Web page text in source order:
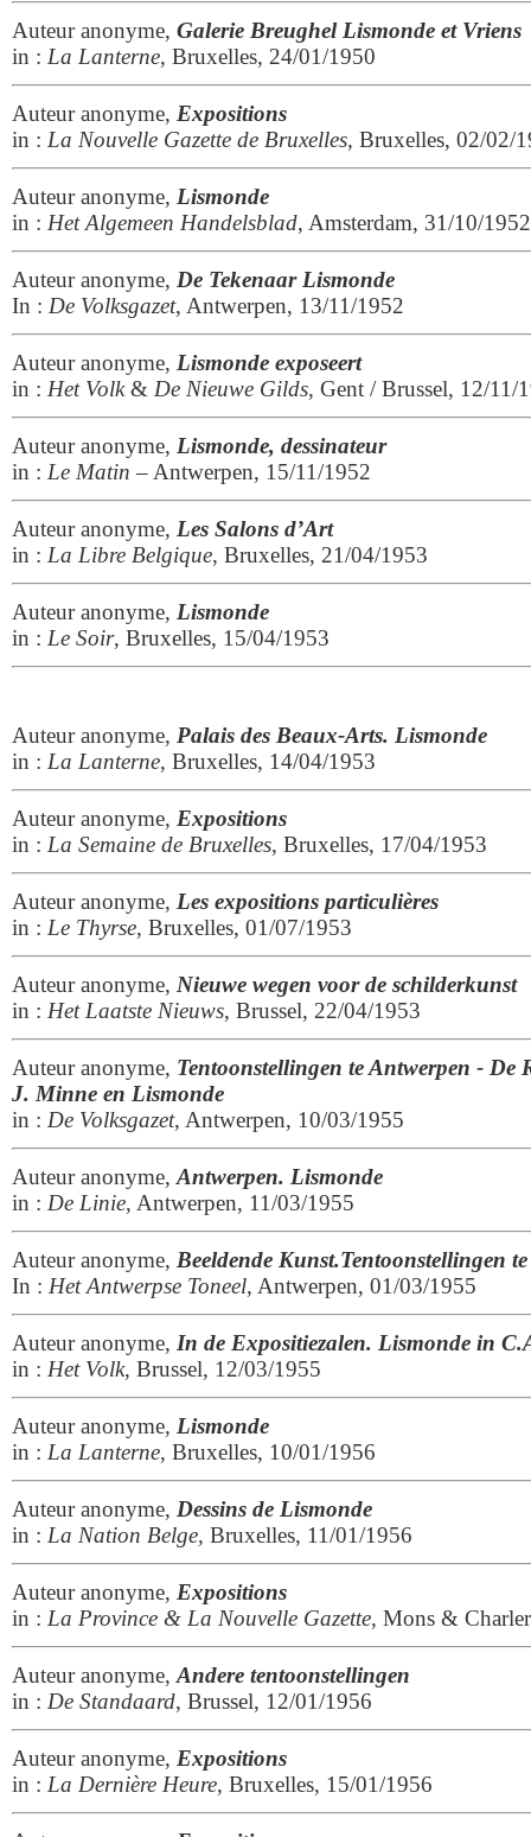
Auteur anonyme, Galerie Breughel Lismonde et Vriens
in : La Lanterne, Bruxelles, 24/01/1950
Auteur anonyme, Expositions
in : La Nouvelle Gazette de Bruxelles, Bruxelles, 02/02/
Auteur anonyme, Lismonde
in : Het Algemeen Handelsblad, Amsterdam, 31/10/1952
Auteur anonyme, De Tekenaar Lismonde
In : De Volksgazet, Antwerpen, 13/11/1952
Auteur anonyme, Lismonde exposeert
in : Het Volk& De Nieuwe Gilds, Gent / Brussel, 12/11/
Auteur anonyme, Lismonde, dessinateur
in : Le Matin – Antwerpen, 15/11/1952
Auteur anonyme, Les Salons d’Art
in : La Libre Belgique, Bruxelles, 21/04/1953
Auteur anonyme, Lismonde
in : Le Soir, Bruxelles, 15/04/1953
Auteur anonyme, Palais des Beaux-Arts. Lismonde
in : La Lanterne, Bruxelles, 14/04/1953
Auteur anonyme, Expositions
in : La Semaine de Bruxelles, Bruxelles, 17/04/1953
Auteur anonyme, Les expositions particulières
in : Le Thyrse, Bruxelles, 01/07/1953
Auteur anonyme, Nieuwe wegen voor de schilderkunst
in : Het Laatste Nieuws, Brussel, 22/04/1953
Auteur anonyme, Tentoonstellingen te Antwerpen - De
J. Minne en Lismonde
in : De Volksgazet, Antwerpen, 10/03/1955
Auteur anonyme, Antwerpen. Lismonde
in : De Linie, Antwerpen, 11/03/1955
Auteur anonyme, Beeldende Kunst.Tentoonstellingen
In : Het Antwerpse Toneel, Antwerpen, 01/03/1955
Auteur anonyme, In de Expositiezalen. Lismonde in
in : Het Volk, Brussel, 12/03/1955
Auteur anonyme, Lismonde
in : La Lanterne, Bruxelles, 10/01/1956
Auteur anonyme, Dessins de Lismonde
in : La Nation Belge, Bruxelles, 11/01/1956
Auteur anonyme, Expositions
in : La Province & La Nouvelle Gazette, Mons &
Auteur anonyme, Andere tentoonstellingen
in : De Standaard, Brussel, 12/01/1956
Auteur anonyme, Expositions
in : La Dernière Heure, Bruxelles, 15/01/1956